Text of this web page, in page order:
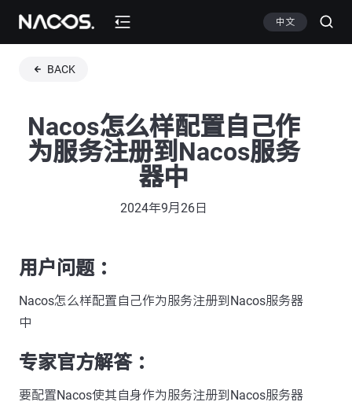
中文
BACK
Nacos怎么样配置自己作
为服务注册到Nacos服务
器中
2024年9月26日
用户问题 ：
Nacos怎么样配置自己作为服务注册到Nacos服务器
中
专家官方解答 ：
要配置Nacos使其自身作为服务注册到Nacos服务器